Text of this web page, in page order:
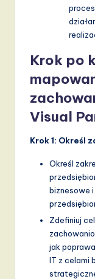
Krok po
Visual
Krok 1: Określ
Określ
biznesowe
Zdefiniuj
jak
IT z celami